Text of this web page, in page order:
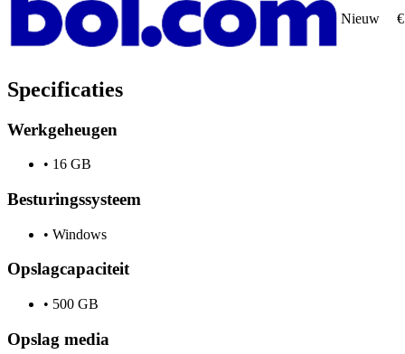
Nieuw
Specificaties
Werkgeheugen
• 16 GB
Besturingssysteem
• Windows
Opslagcapaciteit
• 500 GB
Opslag media